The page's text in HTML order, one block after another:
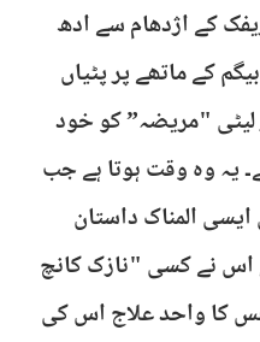
کے اژدھام سے ادھ
کے ماتھے پر پٹیاں
لیٹی "مریضہ” کو خود
یہ وہ وقت ہوتا ہے جب
ایسی المناک داستان
اس نے کسی "نازک کانچ
کا واحد علاج اس کی